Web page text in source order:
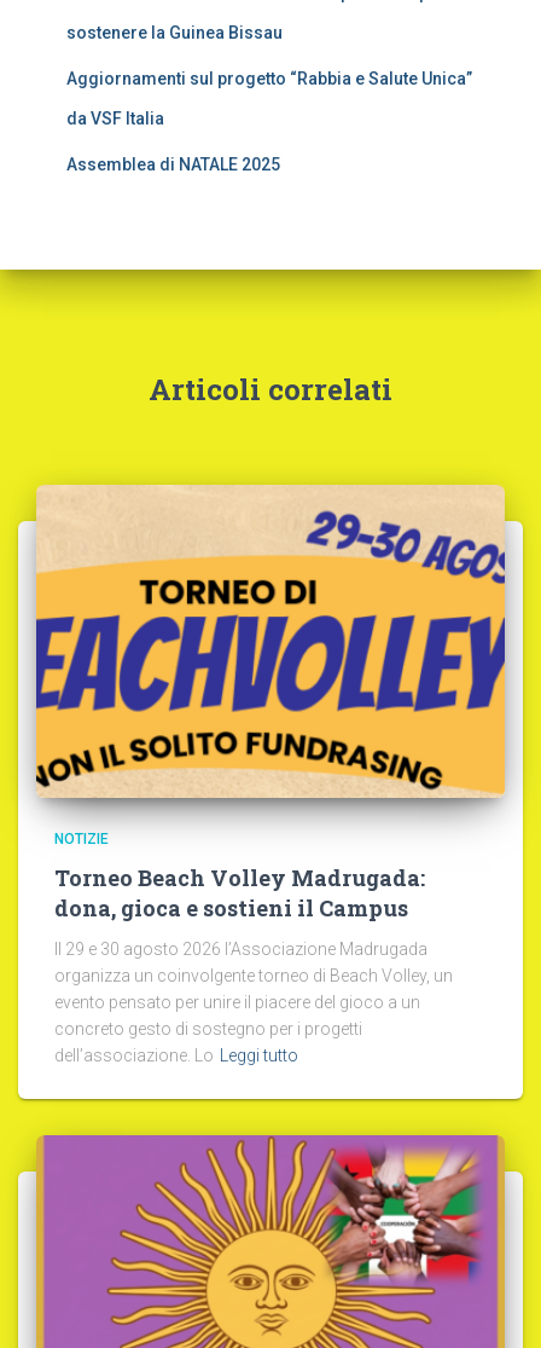
sostenere la Guinea Bissau
Aggiornamenti sul progetto “Rabbia e Salute Unica”
da VSF Italia
Assemblea di NATALE 2025
Articoli correlati
NOTIZIE
Torneo Beach Volley Madrugada:
dona, gioca e sostieni il Campus
Il 29 e 30 agosto 2026 l’Associazione Madrugada
organizza un coinvolgente torneo di Beach Volley, un
evento pensato per unire il piacere del gioco a un
concreto gesto di sostegno per i progetti
dell’associazione. Lo
Leggi tutto